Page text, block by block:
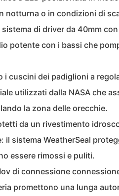
notturna o in condizioni di
sistema di driver da 40mm
potente con i bassi che
i cuscini dei padiglioni a
utilizzati dalla NASA che
la zona delle orecchie.
da un rivestimento
il sistema WeatherSeal
essere rimossi e puliti.
di connessione
promettono una lunga